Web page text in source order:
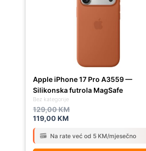
Bez kategorije
Apple iPhone 17 Pro A3559 —
Silikonska futrola MagSafe
129,00KM
119,00 KM
Na rate već od 5 KM/mjesečno